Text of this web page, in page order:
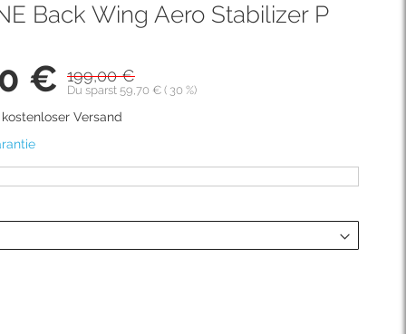
Back Wing Aero Stabilizer P
199,00 €
Du sparst 59,70 € ( 30 %)
€
Versand